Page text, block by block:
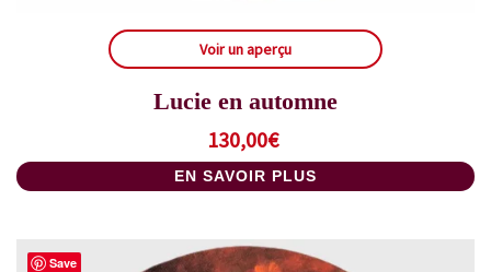
Voir un aperçu
Lucie en automne
130,00€
EN SAVOIR PLUS
Save